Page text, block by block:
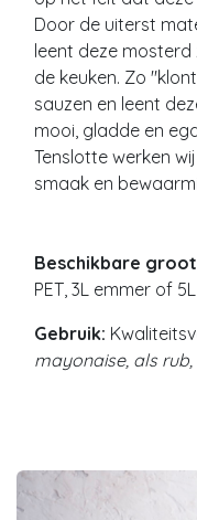
Door de uiterst
leent deze
de keuken. Zo
sauzen en leent
mooi, gladde en
Tenslotte werken
smaak en
Beschikbare
PET, 3L emmer of
Gebruik:
mayonaise, als